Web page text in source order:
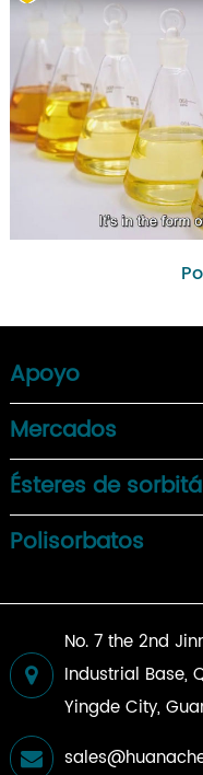
Apoyo
Mercados
Ésteres de
Polisorbatos
No. 7 the 2nd
Industrial Base,
Yingde City,